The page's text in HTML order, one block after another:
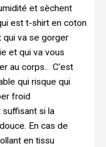
et sèchent
est t-shirt en coton
qui va se gorger
et qui va vous
au corps… C’est
qui risque qui
froid
suffisant si la
En cas de
en tissu